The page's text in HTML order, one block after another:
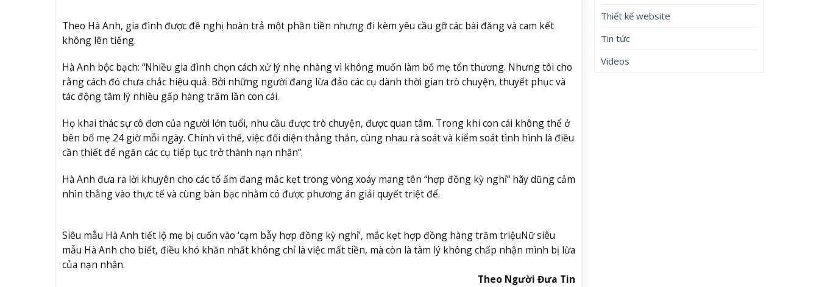
Theo Hà Anh, gia đình được đề nghị hoàn trả một phần tiền nhưng đi kèm yêu cầu gỡ các bài đăng và cam kết
không lên tiếng.
Hà Anh bộc bạch: “Nhiều gia đình chọn cách xử lý nhẹ nhàng vì không muốn làm bố mẹ tổn thương. Nhưng tôi cho
rằng cách đó chưa chắc hiệu quả. Bởi những người đang lừa đảo các cụ dành thời gian trò chuyện, thuyết phục và
tác động tâm lý nhiều gấp hàng trăm lần con cái.
Họ khai thác sự cô đơn của người lớn tuổi, nhu cầu được trò chuyện, được quan tâm. Trong khi con cái không thể ở
bên bố mẹ 24 giờ mỗi ngày. Chính vì thế, việc đối diện thẳng thắn, cùng nhau rà soát và kiểm soát tình hình là điều
cần thiết để ngăn các cụ tiếp tục trở thành nạn nhân”.
Hà Anh đưa ra lời khuyên cho các tổ ấm đang mắc kẹt trong vòng xoáy mang tên “hợp đồng kỳ nghỉ” hãy dũng cảm
nhìn thẳng vào thực tế và cùng bàn bạc nhằm có được phương án giải quyết triệt để.
Siêu mẫu Hà Anh tiết lộ mẹ bị cuốn vào ‘cạm bẫy hợp đồng kỳ nghỉ’, mắc kẹt hợp đồng hàng trăm triệuNữ siêu
mẫu Hà Anh cho biết, điều khó khăn nhất không chỉ là việc mất tiền, mà còn là tâm lý không chấp nhận mình bị lừa
của nạn nhân.
Theo Người Đưa Tin
Thiết kế website
Tin tức
Videos